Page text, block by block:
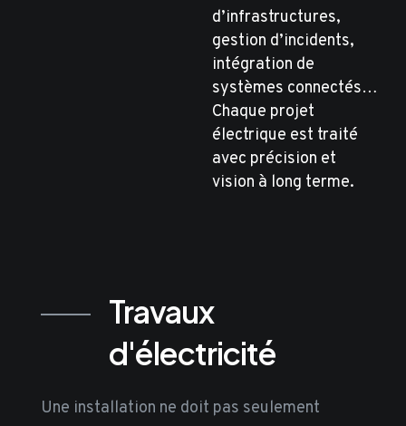
d’infrastructures,
gestion d’incidents,
intégration de
systèmes connectés…
Chaque projet
électrique est traité
avec précision et
vision à long terme.
Travaux
d'électricité
Une installation ne doit pas seulement